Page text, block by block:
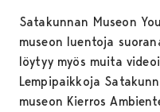
Satakunnan Museon
museon luentoja
löytyy myös muita
Lempipaikkoja
museon Kierros